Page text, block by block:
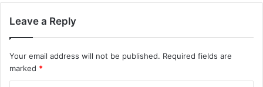
Leave a Reply
Your email address will not be published. Required fields are
marked *